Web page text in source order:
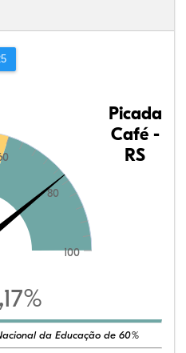
80
100
Picada
Café -
RS
da Educação de 60%